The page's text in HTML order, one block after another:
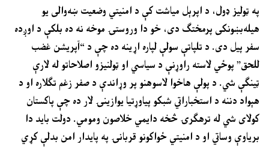
په ټولیز ډول، د اپرېل میاشت کې د امنیتي وضعیت ښه‌والی یو
هیله‌بښونکی پرمختګ دی، خو دا وروستۍ موخه نه ده بلکې د اوږده
سفر پیل دی. د تلپاتې سولې لپاره اړینه ده چې د “آپریشن غضب
للحق” پوځي لاسته راوړنې د سیاسي او ټولنیزو اصلاحاتو له لارې
ټینګې شي. د پولې هاخوا لاسوهنو پر وړاندې د صفر زغم تګلاره او د
هېواد دننه د استخباراتي شبکو پیاوړتیا یوازینۍ لار ده چې پاکستان
کولای شي له ترهګرۍ څخه دایمي خلاصون ومومي. دولت باید دا
بریاوې وساتي او د امنیتي ځواکونو قربانۍ په پایدار امن بدلې کړي